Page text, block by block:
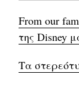
From our
της Disney
Τα